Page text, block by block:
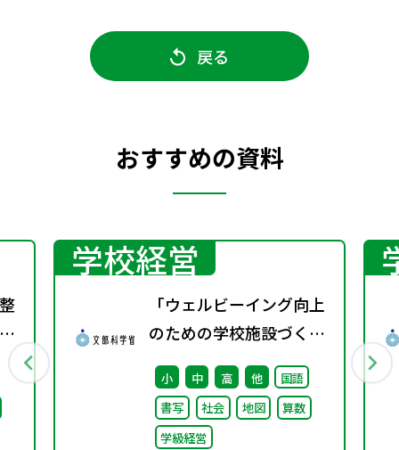
戻る
おすすめの資料
学校経営
「ウェルビーイング向上
のための学校施設づくり
のアイディア集」の公表
について
小 中 高 他
国語
書写
社会 地図
算数
学級経営